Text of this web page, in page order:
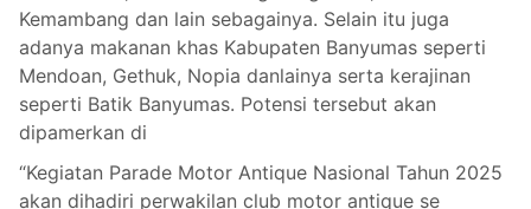
Kemambang dan lain sebagainya. Selain itu juga
adanya makanan khas Kabupaten Banyumas seperti
Mendoan, Gethuk, Nopia danlainya serta kerajinan
seperti Batik Banyumas. Potensi tersebut akan
dipamerkan di
“Kegiatan Parade Motor Antique Nasional Tahun 2025
akan dihadiri perwakilan club motor antique se